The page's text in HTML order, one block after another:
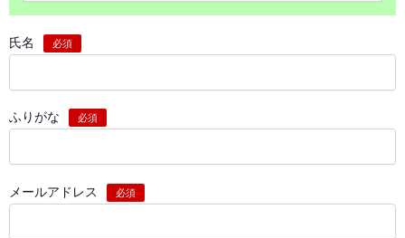
氏名 必須
ふりがな 必須
メールアドレス 必須